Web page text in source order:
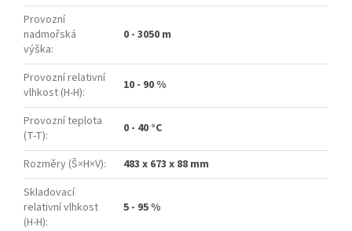
Provozní
nadmořská
výška:
0 - 3050 m
Provozní relativní
vlhkost (H-H): 10 - 90 %
Provozní teplota
(T-T): 0 - 40 °C
Rozměry (Š×H×V):
483 x 673 x 88 mm
Skladovací
relativní vlhkost
(H-H):
5 - 95 %